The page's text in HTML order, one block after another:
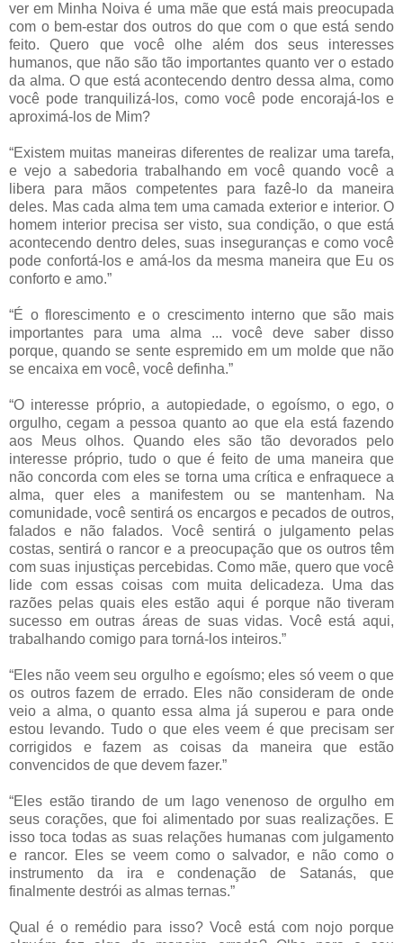
ver em Minha Noiva é uma mãe que está mais preocupada
com o bem-estar dos outros do que com o que está sendo
feito. Quero que você olhe além dos seus interesses
humanos, que não são tão importantes quanto ver o estado
da alma. O que está acontecendo dentro dessa alma, como
você pode tranquilizá-los, como você pode encorajá-los e
aproximá-los de Mim?
“Existem muitas maneiras diferentes de realizar uma tarefa,
e vejo a sabedoria trabalhando em você quando você a
libera para mãos competentes para fazê-lo da maneira
deles. Mas cada alma tem uma camada exterior e interior. O
homem interior precisa ser visto, sua condição, o que está
acontecendo dentro deles, suas inseguranças e como você
pode confortá-los e amá-los da mesma maneira que Eu os
conforto e amo.”
“É o florescimento e o crescimento interno que são mais
importantes para uma alma ... você deve saber disso
porque, quando se sente espremido em um molde que não
se encaixa em você, você definha.”
“O interesse próprio, a autopiedade, o egoísmo, o ego, o
orgulho, cegam a pessoa quanto ao que ela está fazendo
aos Meus olhos. Quando eles são tão devorados pelo
interesse próprio, tudo o que é feito de uma maneira que
não concorda com eles se torna uma crítica e enfraquece a
alma, quer eles a manifestem ou se mantenham. Na
comunidade, você sentirá os encargos e pecados de outros,
falados e não falados. Você sentirá o julgamento pelas
costas, sentirá o rancor e a preocupação que os outros têm
com suas injustiças percebidas. Como mãe, quero que você
lide com essas coisas com muita delicadeza. Uma das
razões pelas quais eles estão aqui é porque não tiveram
sucesso em outras áreas de suas vidas. Você está aqui,
trabalhando comigo para torná-los inteiros.”
“Eles não veem seu orgulho e egoísmo; eles só veem o que
os outros fazem de errado. Eles não consideram de onde
veio a alma, o quanto essa alma já superou e para onde
estou levando. Tudo o que eles veem é que precisam ser
corrigidos e fazem as coisas da maneira que estão
convencidos de que devem fazer.”
“Eles estão tirando de um lago venenoso de orgulho em
seus corações, que foi alimentado por suas realizações. E
isso toca todas as suas relações humanas com julgamento
e rancor. Eles se veem como o salvador, e não como o
instrumento da ira e condenação de Satanás, que
finalmente destrói as almas ternas.”
Qual é o remédio para isso? Você está com nojo porque